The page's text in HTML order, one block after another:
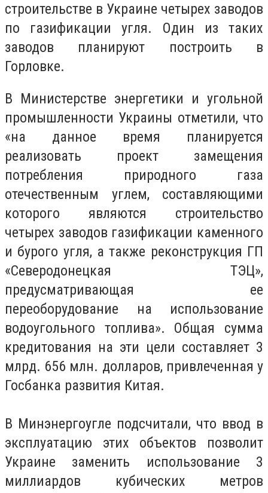
строительстве в Украине четырех заводов
по газификации угля. Один из таких
заводов планируют построить в
Горловке.
В Министерстве энергетики и угольной
промышленности Украины отметили, что
«на данное время планируется
реализовать проект замещения
потребления природного газа
отечественным углем, составляющими
которого являются строительство
четырех заводов газификации каменного
и бурого угля, а также реконструкция ГП
«Северодонецкая ТЭЦ»,
предусматривающая ее
переоборудование на использование
водоугольного топлива». Общая сумма
кредитования на эти цели составляет 3
млрд. 656 млн. долларов, привлеченная у
Госбанка развития Китая.
В Минэнергоугле подсчитали, что ввод в
эксплуатацию этих объектов позволит
Украине заменить использование 3
миллиардов кубических метров